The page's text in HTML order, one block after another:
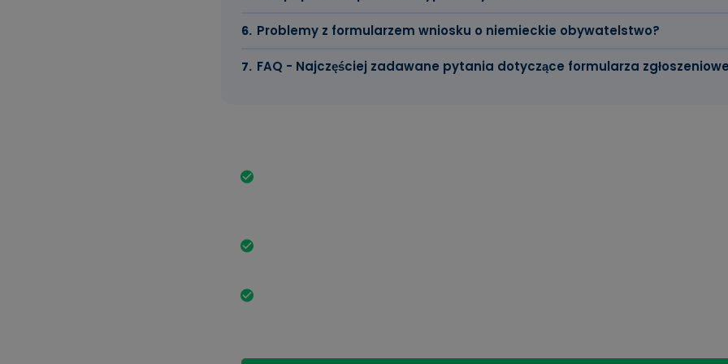
Problemy z formularzem wniosku o niemieckie obywatelstwo?
FAQ - Najczęściej zadawane pytania dotyczące formularza